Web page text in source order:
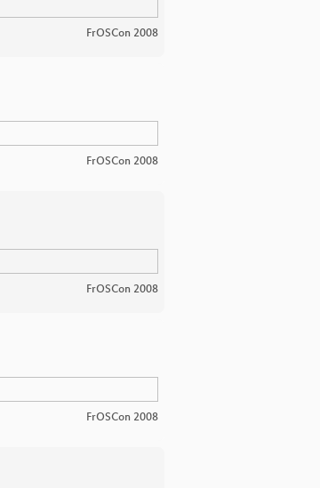
FrOSCon 2008
FrOSCon 2008
FrOSCon 2008
FrOSCon 2008